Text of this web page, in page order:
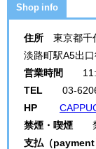
Shop info
住所 東京都千
淡路町駅A5出
営業時間
TEL 03-
HP
禁煙・喫煙 禁
支払（payment